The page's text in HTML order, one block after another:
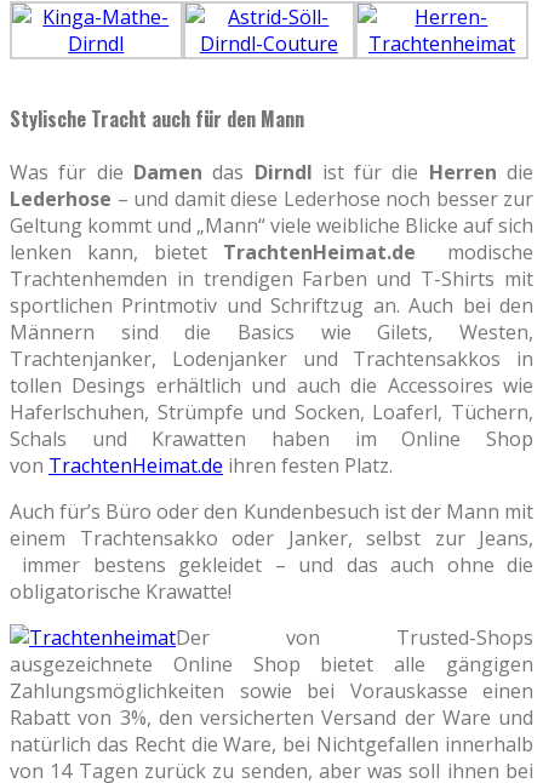
Stylische Tracht auch für den Mann
Was für die Damen das Dirndl ist für die Herren die
Lederhose – und damit diese Lederhose noch besser zur
Geltung kommt und „Mann“ viele weibliche Blicke auf sich
lenken kann, bietet TrachtenHeimat.de modische
Trachtenhemden in trendigen Farben und T-Shirts mit
sportlichen Printmotiv und Schriftzug an. Auch bei den
Männern sind die Basics wie Gilets, Westen,
Trachtenjanker, Lodenjanker und Trachtensakkos in
tollen Desings erhältlich und auch die Accessoires wie
Haferlschuhen, Strümpfe und Socken, Loaferl, Tüchern,
Schals und Krawatten haben im Online Shop
von TrachtenHeimat.de ihren festen Platz.
Auch für’s Büro oder den Kundenbesuch ist der Mann mit
einem Trachtensakko oder Janker, selbst zur Jeans,
immer bestens gekleidet – und das auch ohne die
obligatorische Krawatte!
Der von Trusted-Shops
ausgezeichnete Online Shop bietet alle gängigen
Zahlungsmöglichkeiten sowie bei Vorauskasse einen
Rabatt von 3%, den versicherten Versand der Ware und
natürlich das Recht die Ware, bei Nichtgefallen innerhalb
von 14 Tagen zurück zu senden, aber was soll ihnen bei